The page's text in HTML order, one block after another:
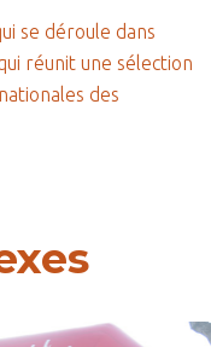
se déroule dans
réunit une sélection
des